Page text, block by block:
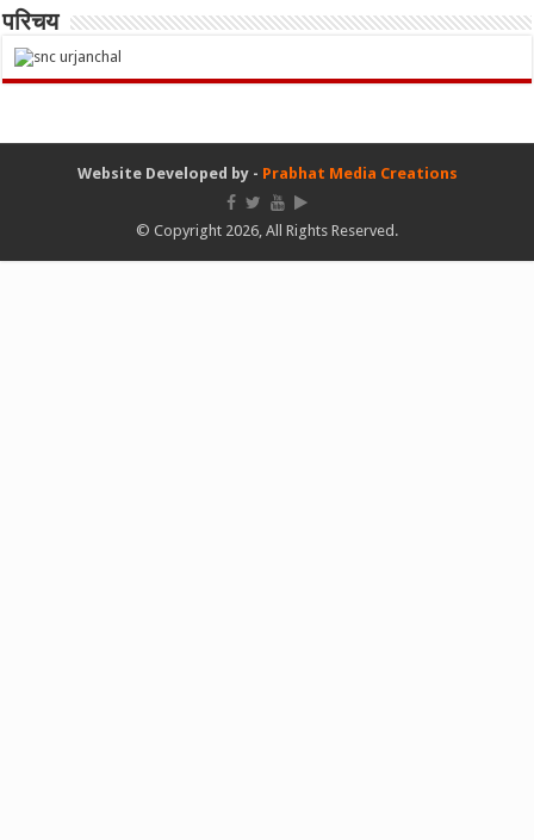
परिचय
Website Developed by - Prabhat Media Creations
© Copyright 2026, All Rights Reserved.